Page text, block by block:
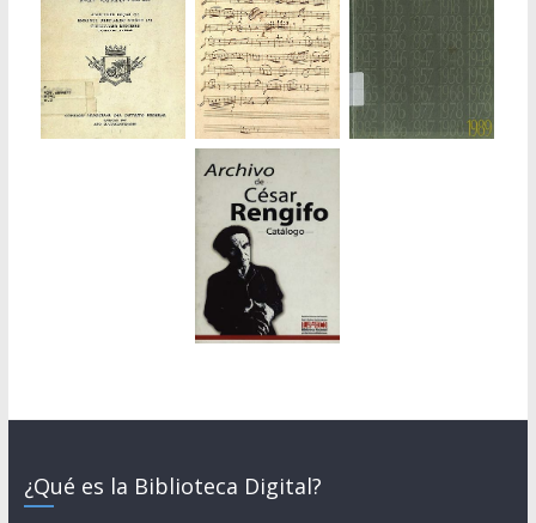
¿Qué es la Biblioteca Digital?